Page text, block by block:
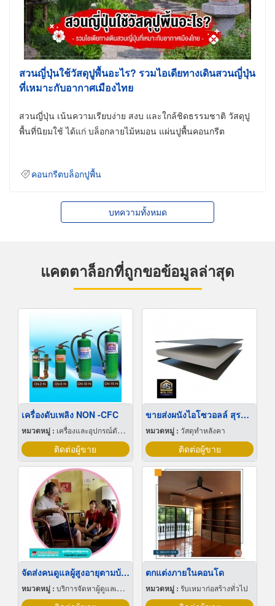
สวนญี่ปุ่นใช้วัสดุปูพื้นอะไร? รวมไอเดียทางเดินสวนญี่ปุ่น
ที่เหมาะกับอากาศเมืองไทย
สวนญี่ปุ่น เน้นความเรียบง่าย สงบ และใกล้ชิดธรรมชาติ วัสดุปู
พื้นที่นิยมใช้ ได้แก่ บล็อกลายไม้หมอน แผ่นปูพื้นคอนกรีต
คอนกรีตบล็อกปูพื้น
บทความทั้งหมด
แคตตาล็อกที่ถูกขอข้อมูลล่าสุด
เครื่องดับเพลิง NON -CFC
หมวดหมู่ : เครื่องและอุปกรณ์ดับเพลิง
ติดต่อผู้ขาย
ขายส่งผนังไอโซวอลล์ สุราษฎร์ธานี
หมวดหมู่ : วัสดุทำหลังคา
ติดต่อผู้ขาย
จัดส่งคนดูแลผู้สูงอายุตามบ้าน
หมวดหมู่ : บริการจัดหาผู้ดูแลเด็กและผู้สูงอายุ
ตกแต่งภายในคอนโด
หมวดหมู่ : รับเหมาก่อสร้างทั่วไป